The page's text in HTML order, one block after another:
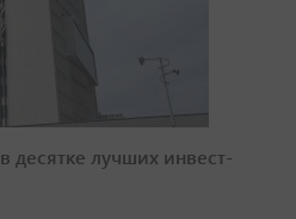
десятке лучших инвест-